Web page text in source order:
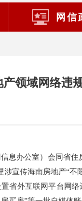
网信
领域网络违
息办公室）会同省
宣传海南房地产“不
省外互联网平台网络